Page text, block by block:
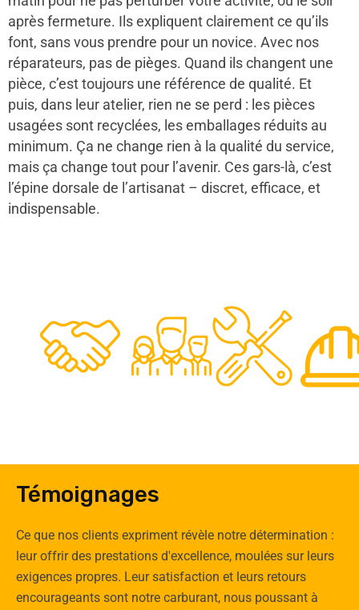
après fermeture. Ils expliquent clairement ce qu’ils
font, sans vous prendre pour un novice. Avec nos
réparateurs, pas de pièges. Quand ils changent une
pièce, c’est toujours une référence de qualité. Et
puis, dans leur atelier, rien ne se perd : les pièces
usagées sont recyclées, les emballages réduits au
minimum. Ça ne change rien à la qualité du service,
mais ça change tout pour l’avenir. Ces gars-là, c’est
l’épine dorsale de l’artisanat – discret, efficace, et
indispensable.
48
0
50
Experts
Témoignages
Ce que nos clients expriment révèle notre détermination :
leur offrir des prestations d'excellence, moulées sur leurs
exigences propres. Leur satisfaction et leurs retours
encourageants sont notre carburant, nous poussant à